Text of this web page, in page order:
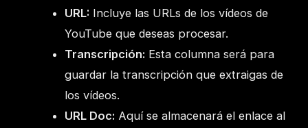
URL: Incluye las URLs de los vídeos de
YouTube que deseas procesar.
Transcripción: Esta columna será para
guardar la transcripción que extraigas de
los vídeos.
URL Doc: Aquí se almacenará el enlace al